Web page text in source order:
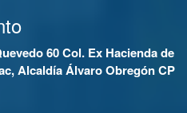
60 Col. Ex Hacienda de
Alcaldía Álvaro Obregón CP